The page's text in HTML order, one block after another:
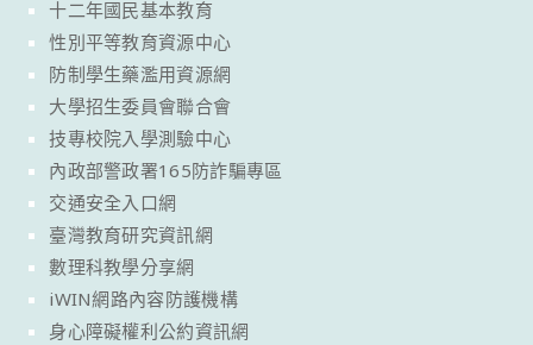
十二年國民基本教育
性別平等教育資源中心
防制學生藥濫用資源網
大學招生委員會聯合會
技專校院入學測驗中心
內政部警政署165防詐騙專區
交通安全入口網
臺灣教育研究資訊網
數理科教學分享網
iWIN網路內容防護機構
身心障礙權利公約資訊網